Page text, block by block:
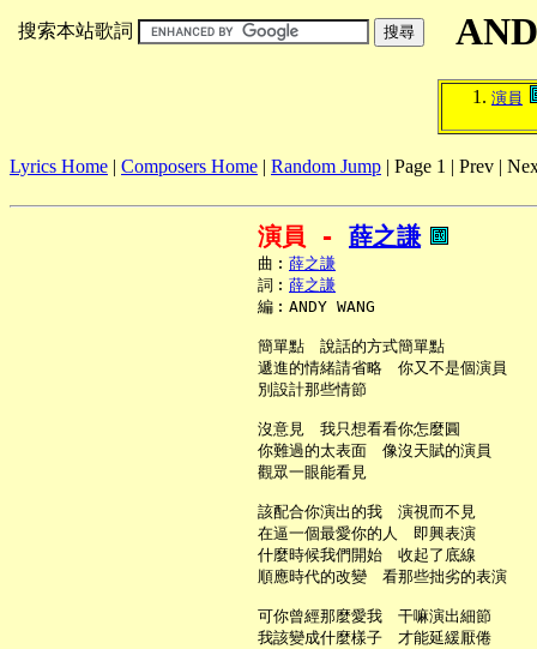
搜索本站歌詞
演員
Lyrics Home | Composers Home | Random Jump | Page 1 | Prev |
演員 - 薛之謙
     曲︰
薛之謙
     詞︰
薛之謙
     編︰ANDY WANG
     簡單點　說話的方式簡單點
     遞進的情緒請省略　你又不是個演員
     別設計那些情節
     沒意見　我只想看看你怎麼圓
     你難過的太表面　像沒天賦的演員
     觀眾一眼能看見
     該配合你演出的我　演視而不見
     在逼一個最愛你的人　即興表演
     什麼時候我們開始　收起了底線
     順應時代的改變　看那些拙劣的表演
     可你曾經那麼愛我　干嘛演出細節
     我該變成什麼樣子　才能延緩厭倦